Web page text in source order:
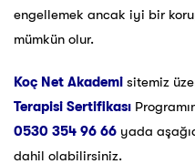
engellemek ancak iyi bir
mümkün olur.
Koç Net Akademi sitemiz
Terapisi Sertifikası
0530 354 96 66 yada
dahil olabilirsiniz.